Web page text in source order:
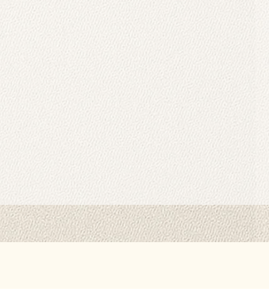
Ürünlerimizin üzerindeki yüksek çözünürlüklü görseller,
şeritler kullanabilirsiniz. Bu ürünler harici olarak satılıp